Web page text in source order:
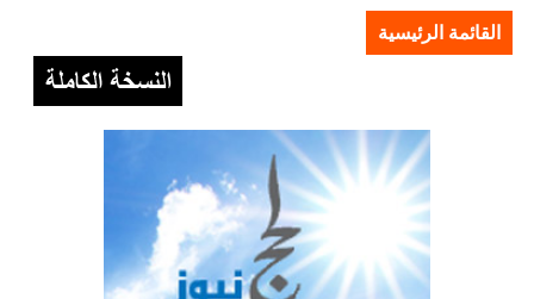
القائمة الرئيسية